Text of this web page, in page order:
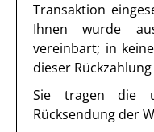
Transaktion
Ihnen wurde
vereinbart; in
dieser
Sie tragen die
Rücksendung der